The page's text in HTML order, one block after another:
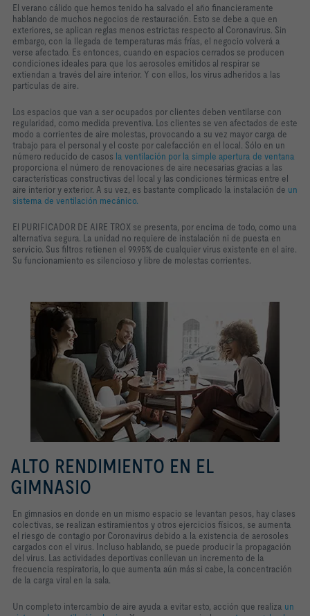
El verano cálido que hemos tenido ha salvado el año financieramente
hablando de muchos negocios de restauración. Esto se debe a que en
exteriores, se aplican reglas menos estrictas respecto al Coronavirus. Sin
embargo, con la llegada de temperaturas más frías, el negocio volverá a
verse afectado. Es entonces, cuando en espacios cerrados se producen
condiciones ideales para que los aerosoles emitidos al respirar se
extiendan a través del aire interior. Y con ellos, los virus adheridos a las
partículas de aire.
Los espacios que van a ser ocupados por clientes deben ventilarse con
regularidad, como medida preventiva. Los clientes se ven afectados de este
modo a corrientes de aire molestas, provocando a su vez mayor carga de
trabajo para el personal y el coste por calefacción en el local. Sólo en un
número reducido de casos la ventilación por la simple apertura de ventana
proporciona el número de renovaciones de aire necesarias gracias a las
características constructivas del local y las condiciones térmicas entre el
aire interior y exterior. A su vez, es bastante complicado la instalación de un
sistema de ventilación mecánico.
El PURIFICADOR DE AIRE TROX se presenta, por encima de todo, como una
alternativa segura. La unidad no requiere de instalación ni de puesta en
servicio. Sus filtros retienen el 99.95% de cualquier virus existente en el aire.
Su funcionamiento es silencioso y libre de molestas corrientes.
ALTO RENDIMIENTO EN EL
GIMNASIO
En gimnasios en donde en un mismo espacio se levantan pesos, hay clases
colectivas, se realizan estiramientos y otros ejercicios físicos, se aumenta
el riesgo de contagio por Coronavirus debido a la existencia de aerosoles
cargados con el virus. Incluso hablando, se puede producir la propagación
del virus. Las actividades deportivas conllevan un incremento de la
frecuencia respiratoria, lo que aumenta aún más si cabe, la concentración
de la carga viral en la sala.
Un completo intercambio de aire ayuda a evitar esto, acción que realiza un